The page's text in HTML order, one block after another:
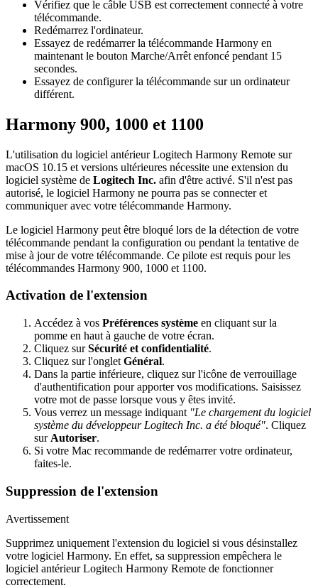
Vérifiez que le câble USB est correctement connecté à votre
télécommande.
Redémarrez l'ordinateur.
Essayez de redémarrer la télécommande Harmony en
maintenant le bouton Marche/Arrêt enfoncé pendant 15
secondes.
Essayez de configurer la télécommande sur un ordinateur
différent.
Harmony 900, 1000 et 1100
L'utilisation du logiciel antérieurLogitech Harmony Remote sur
macOS 10.15 et versions ultérieures nécessite une extension du
logiciel système de Logitech Inc. afin d'être activé. S'il n'est pas
autorisé, le logiciel Harmony ne pourra pas se connecter et
communiquer avec votre télécommande Harmony.
Le logiciel Harmony peut être bloqué lors de la détection de votre
télécommande pendant la configuration ou pendant la tentative de
mise à jour de votre télécommande. Ce pilote est requis pour les
télécommandes Harmony 900, 1000 et 1100.
Activation de l'extension
Accédez à vos Préférences système en cliquant sur la
pomme en haut à gauche de votre écran.
Cliquez surSécurité et confidentialité.
Cliquez sur l'onglet Général.
Dans la partie inférieure, cliquez sur l'icône de verrouillage
d'authentification pour apporter vos modifications. Saisissez
votre mot de passe lorsque vous y êtes invité.
Vous verrez un message indiquant "Le chargement du logiciel
système du développeur Logitech Inc. a été bloqué". Cliquez
sur Autoriser.
Si votre Mac recommande de redémarrer votre ordinateur,
faites-le.
Suppression de l'extension
Avertissement
Supprimez uniquement l'extension du logiciel si vous désinstallez
votre logiciel Harmony. En effet, sa suppression empêchera le
logiciel antérieurLogitech Harmony Remote de fonctionner
correctement.